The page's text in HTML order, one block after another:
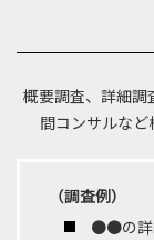
概要調査、詳細調
間コンサルなど
（調査例）
●●の詳